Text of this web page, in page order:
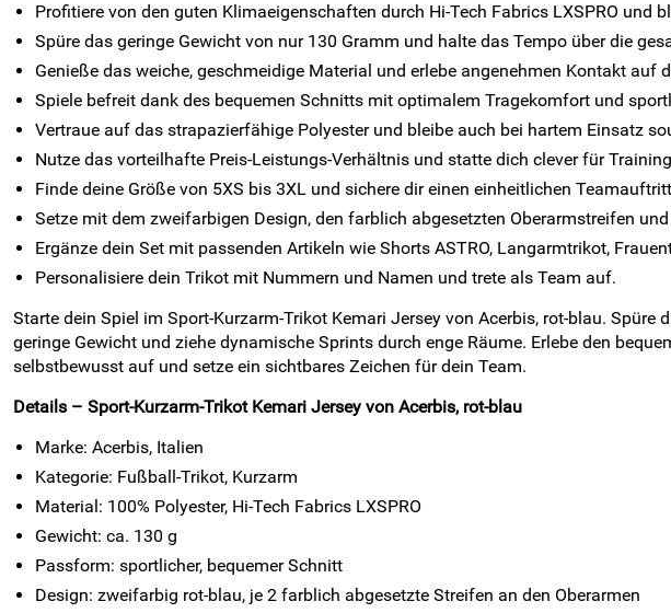
Profitiere von den guten Klimaeigenschaften durch Hi-Tech Fabrics LXSPRO und
Spüre das geringe Gewicht von nur 130 Gramm und halte das Tempo über die
Genieße das weiche, geschmeidige Material und erlebe angenehmen Kontakt auf
Spiele befreit dank des bequemen Schnitts mit optimalem Tragekomfort und
Vertraue auf das strapazierfähige Polyester und bleibe auch bei hartem Einsatz
Nutze das vorteilhafte Preis-Leistungs-Verhältnis und statte dich clever für
Finde deine Größe von 5XS bis 3XL und sichere dir einen einheitlichen
Setze mit dem zweifarbigen Design, den farblich abgesetzten Oberarmstreifen
Ergänze dein Set mit passenden Artikeln wie Shorts ASTRO, Langarmtrikot,
Personalisiere dein Trikot mit Nummern und Namen und trete als Team auf.
Starte dein Spiel im Sport-Kurzarm-Trikot Kemari Jersey von Acerbis, rot-blau.
geringe Gewicht und ziehe dynamische Sprints durch enge Räume. Erlebe den
selbstbewusst auf und setze ein sichtbares Zeichen für dein Team.
Details – Sport-Kurzarm-Trikot Kemari Jersey von Acerbis, rot-blau
Marke: Acerbis, Italien
Kategorie: Fußball-Trikot, Kurzarm
Material: 100% Polyester, Hi-Tech Fabrics LXSPRO
Gewicht: ca. 130 g
Passform: sportlicher, bequemer Schnitt
Design: zweifarbig rot-blau, je 2 farblich abgesetzte Streifen an den Oberarmen